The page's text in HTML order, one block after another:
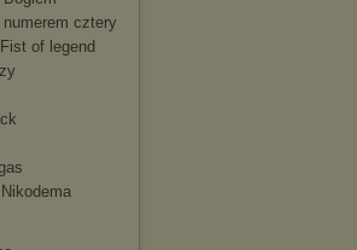
cztery
of legend